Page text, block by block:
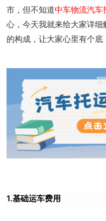
市，但不知道中车物流汽车
心，今天我就来给大家详细
的构成，让大家心里有个底
1.基础运车费用